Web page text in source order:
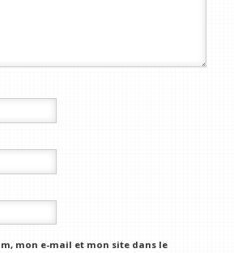
mon e-mail et mon site dans le